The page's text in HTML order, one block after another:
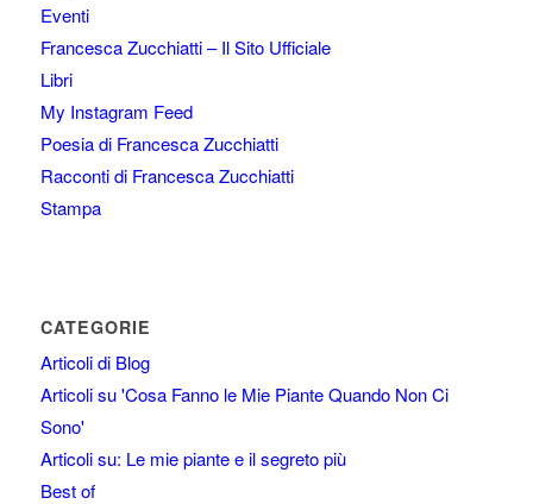
Eventi
Francesca Zucchiatti – Il Sito Ufficiale
Libri
My Instagram Feed
Poesia di Francesca Zucchiatti
Racconti di Francesca Zucchiatti
Stampa
CATEGORIE
Articoli di Blog
Articoli su 'Cosa Fanno le Mie Piante Quando Non Ci
Sono'
Articoli su: Le mie piante e il segreto più
Best of